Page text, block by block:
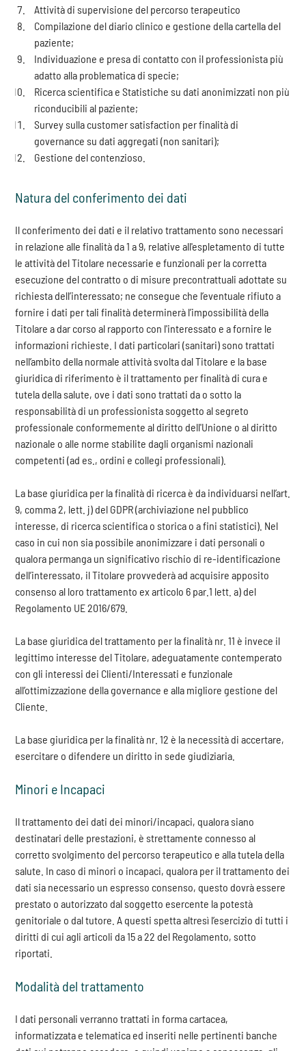
Attività di supervisione del percorso terapeutico
Compilazione del diario clinico e gestione della cartella del
paziente;
Individuazione e presa di contatto con il professionista più
adatto alla problematica di specie;
Ricerca scientifica e Statistiche su dati anonimizzati non più
riconducibili al paziente;
Survey sulla customer satisfaction per finalità di
governance su dati aggregati (non sanitari);
Gestione del contenzioso.
Natura del conferimento dei dati
Il conferimento dei dati e il relativo trattamento sono necessari
in relazione alle finalità da 1 a 9, relative all'espletamento di tutte
le attività del Titolare necessarie e funzionali per la corretta
esecuzione del contratto o di misure precontrattuali adottate su
richiesta dell’interessato; ne consegue che l’eventuale rifiuto a
fornire i dati per tali finalità determinerà l’impossibilità della
Titolare a dar corso al rapporto con l'interessato e a fornire le
informazioni richieste. I dati particolari (sanitari) sono trattati
nell’ambito della normale attività svolta dal Titolare e la base
giuridica di riferimento è il trattamento per finalità di cura e
tutela della salute, ove i dati sono trattati da o sotto la
responsabilità di un professionista soggetto al segreto
professionale conformemente al diritto dell'Unione o al diritto
nazionale o alle norme stabilite dagli organismi nazionali
competenti (ad es., ordini e collegi professionali).
La base giuridica per la finalità di ricerca è da individuarsi nell’art.
9, comma 2, lett. j) del GDPR (archiviazione nel pubblico
interesse, di ricerca scientifica o storica o a fini statistici). Nel
caso in cui non sia possibile anonimizzare i dati personali o
qualora permanga un significativo rischio di re-identificazione
dell’interessato, il Titolare provvederà ad acquisire apposito
consenso al loro trattamento ex articolo 6 par.1 lett. a) del
Regolamento UE 2016/679.
La base giuridica del trattamento per la finalità nr. 11 è invece il
legittimo interesse del Titolare, adeguatamente contemperato
con gli interessi dei Clienti/Interessati e funzionale
all’ottimizzazione della governance e alla migliore gestione del
Cliente.
La base giuridica per la finalità nr. 12 è la necessità di accertare,
esercitare o difendere un diritto in sede giudiziaria.
Minori e Incapaci
Il trattamento dei dati dei minori/incapaci, qualora siano
destinatari delle prestazioni, è strettamente connesso al
corretto svolgimento del percorso terapeutico e alla tutela della
salute. In caso di minori o incapaci, qualora per il trattamento dei
dati sia necessario un espresso consenso, questo dovrà essere
prestato o autorizzato dal soggetto esercente la potestà
genitoriale o dal tutore. A questi spetta altresì l’esercizio di tutti i
diritti di cui agli articoli da 15 a 22 del Regolamento, sotto
riportati.
Modalità del trattamento
I dati personali verranno trattati in forma cartacea,
informatizzata e telematica ed inseriti nelle pertinenti banche